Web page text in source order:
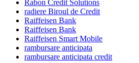
Rabon Credit Solutions
radiere Biroul de Credit
Raiffeisen Bank
Raiffeisen Bank
Raiffeisen Smart Mobile
rambursare anticipata
rambursare anticipata credit